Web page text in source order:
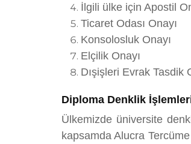
İlgili ülke için Apostil
Ticaret Odası Onayı
Konsolosluk Onayı
Elçilik Onayı
Dışişleri Evrak Tasdik
Diploma Denklik
Ülkemizde üniversite
kapsamda Alucra